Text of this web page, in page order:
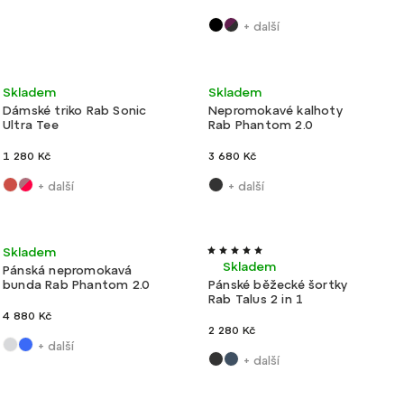
+ další
Ultralehké
Dámské triko Rab Sonic
Ultra Tee
Skladem
1 280 Kč
+ další
Novinka
Nepromokavé kalhoty
Rab Phantom 2.0
Skladem
3 680 Kč
+ další
Ultralehké
Pánská nepromokavá
bunda Rab Phantom 2.0
Skladem
4 880 Kč
+ další
Novinka
Pánské běžecké šortky
Rab Talus 2 in 1
Skladem
2 280 Kč
+ další